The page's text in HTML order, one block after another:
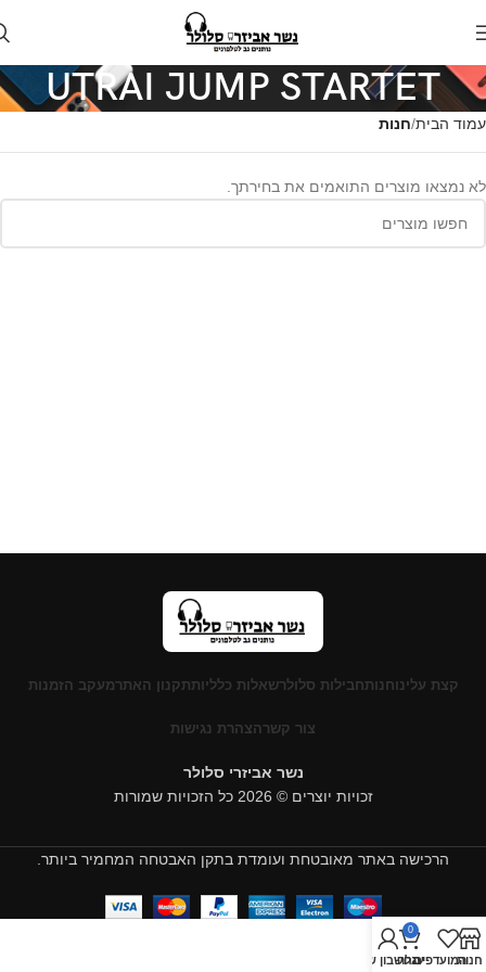
UTRAI JUMP STARTET
עמוד הבית חנות
לא נמצאו מוצרים התואמים את בחירתך.
קצת עלינוחנותחבילות סלולרשאלות כלליותתקנון האתרמעקב הזמנות
צור קשרהצהרת נגישות
נשר אביזרי סלולר
זכויות יוצרים © 2026 כל הזכויות שמורות
הרכישה באתר מאובטחת ועומדת בתקן האבטחה המחמיר ביותר.
חנותהמועדפים
0
עגלה
החשבון שלי